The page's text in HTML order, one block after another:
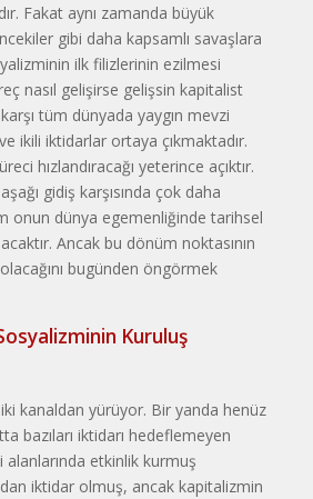
Fakat aynı zamanda büyük
gibi daha kapsamlı savaşlara
ilk filizlerinin ezilmesi
nasıl gelişirse gelişsin kapitalist
tüm dünyada yaygın mevzi
ikili iktidarlar ortaya çıkmaktadır.
hızlandıracağı yeterince açıktır.
gidiş karşısında çok daha
onun dünya egemenliğinde tarihsel
Ancak bu dönüm noktasının
bugünden öngörmek
Kuruluş
kanaldan yürüyor. Bir yanda henüz
bazıları iktidarı hedeflemeyen
etkinlik kurmuş
iktidar olmuş, ancak kapitalizmin